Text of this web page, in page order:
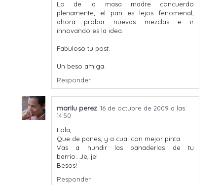
Lo de la masa madre concuerdo
plenamente, el pan es lejos fenomenal,
ahora probar nuevas mezclas e ir
innovando es la idea.
Fabuloso tu post.
Un beso amiga.
Responder
marilu perez 16 de octubre de 2009 a las
14:50
Lola,
Que de panes, y a cual con mejor pinta.
Vas a hundir las panaderías de tu
barrio...Je, je!
Besos!
Responder